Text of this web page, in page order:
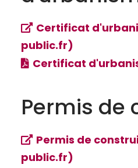
Certificat
public.fr)
Certificat
Permis de
Permis de
public.fr)